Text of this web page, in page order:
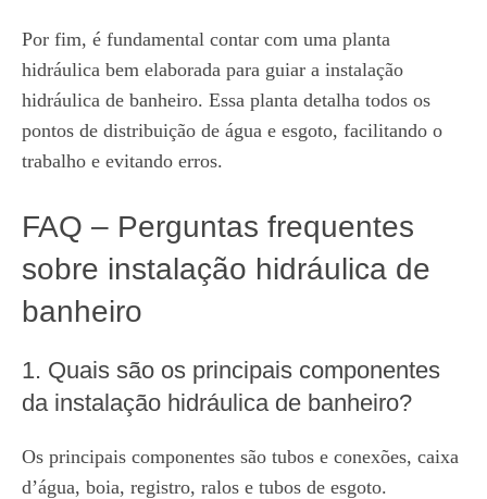
Por fim, é fundamental contar com uma planta
hidráulica bem elaborada para guiar a instalação
hidráulica de banheiro. Essa planta detalha todos os
pontos de distribuição de água e esgoto, facilitando o
trabalho e evitando erros.
FAQ – Perguntas frequentes
sobre instalação hidráulica de
banheiro
1. Quais são os principais componentes
da instalação hidráulica de banheiro?
Os principais componentes são tubos e conexões, caixa
d’água, boia, registro, ralos e tubos de esgoto.